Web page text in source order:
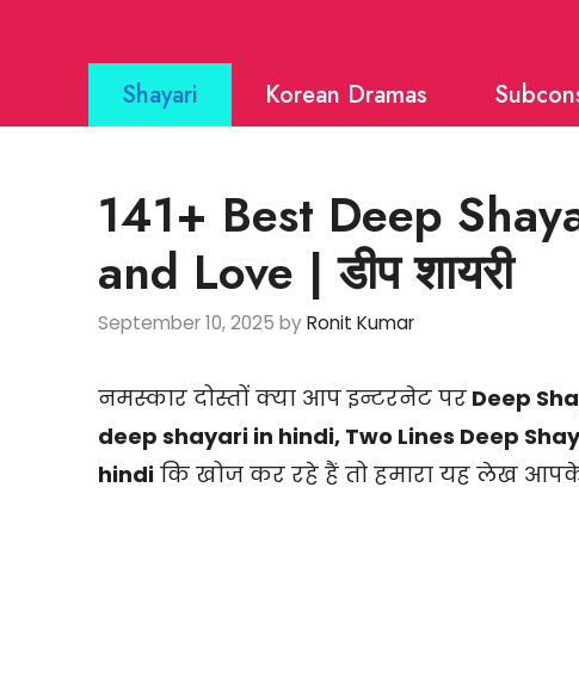
Shayari Korean Dramas
141+ Best Deep
and Love | डीप शायरी
September 10, 2025 by Ronit Kumar
नमस्कार दोस्तों क्या आप इन्टरनेट पर Deep
deep shayari in hindi, Two Lines Deep
hindi कि खोज कर रहे हैं तो हमारा यह लेख